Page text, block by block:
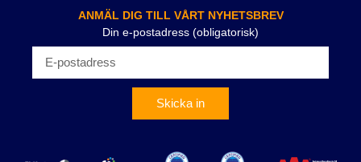
ANMÄL DIG TILL VÅRT NYHETSBREV
Din e-postadress (obligatorisk)
Skicka in